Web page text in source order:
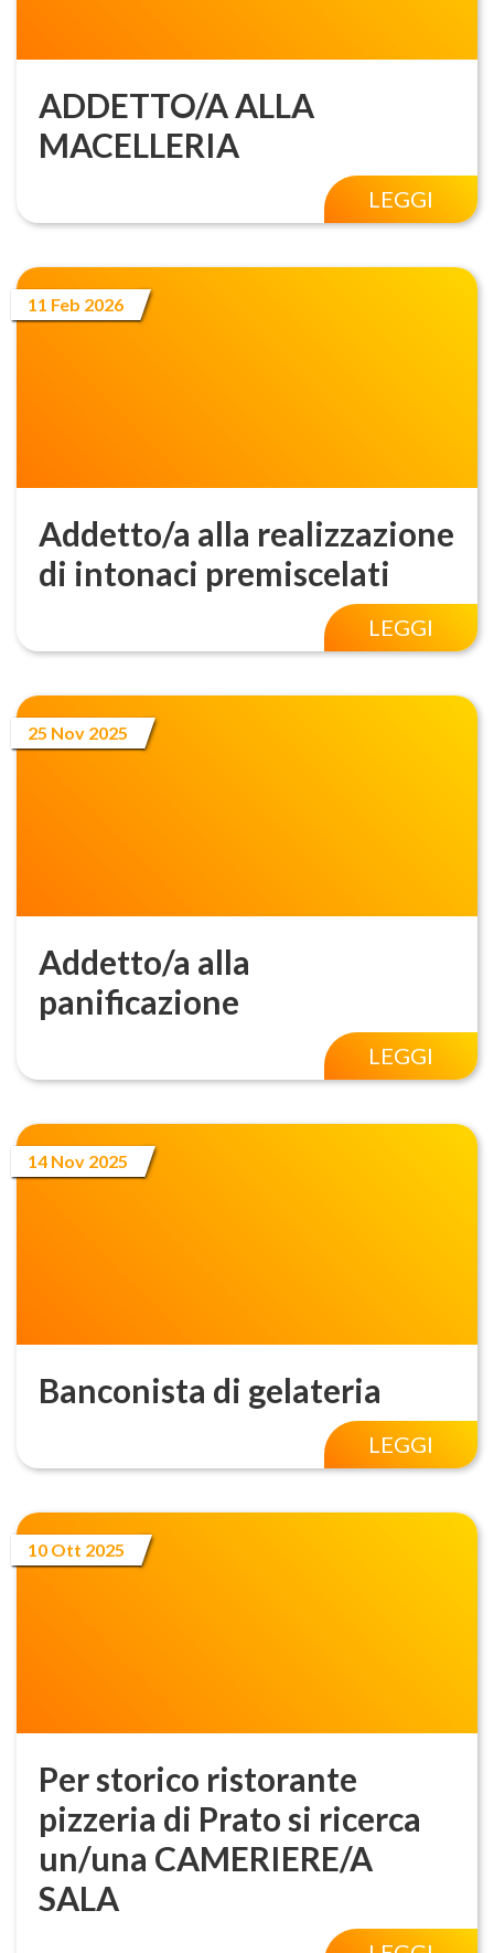
ADDETTO/A ALLA
MACELLERIA
LEGGI
11 Feb 2026
Addetto/a alla realizzazione
di intonaci premiscelati
LEGGI
25 Nov 2025
Addetto/a alla
panificazione
LEGGI
14 Nov 2025
Banconista di gelateria
LEGGI
10 Ott 2025
Per storico ristorante
pizzeria di Prato si ricerca
un/una CAMERIERE/A
SALA